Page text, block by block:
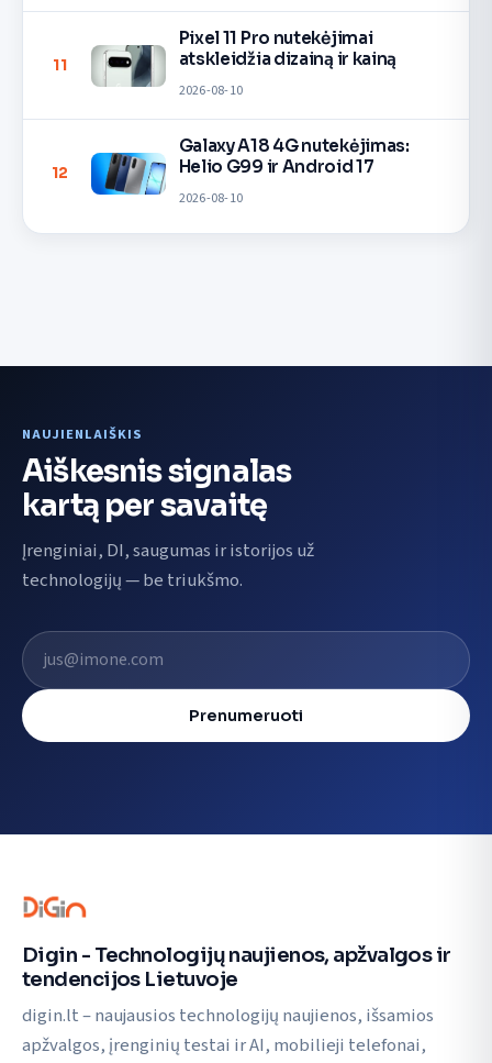
11
Pixel 11 Pro nutekėjimai
atskleidžia dizainą ir kainą
2026-08-10
12
Galaxy A18 4G nutekėjimas:
Helio G99 ir Android 17
2026-08-10
NAUJIENLAIŠKIS
Aiškesnis signalas
kartą per savaitę
Įrenginiai, DI, saugumas ir istorijos už
technologijų — be triukšmo.
El. pašto adresas
Prenumeruoti
Digin - Technologijų naujienos, apžvalgos ir
tendencijos Lietuvoje
digin.lt – naujausios technologijų naujienos, išsamios
apžvalgos, įrenginių testai ir AI, mobilieji telefonai,